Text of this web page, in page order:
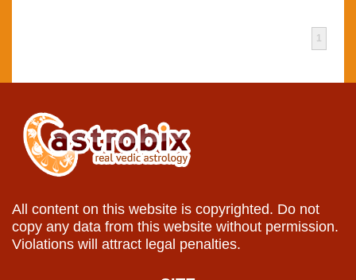
1
All content on this website is copyrighted. Do not
copy any data from this website without permission.
Violations will attract legal penalties.